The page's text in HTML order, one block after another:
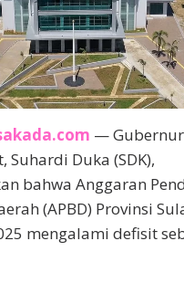
— Gubernur
Suhardi Duka (SDK),
bahwa Anggaran
(APBD) Provinsi
mengalami defisit